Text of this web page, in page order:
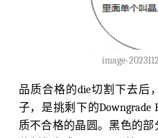
image-
品质合格的die切割下去后
子，是挑剩下的Downgrade
质不合格的晶圆。黑色的